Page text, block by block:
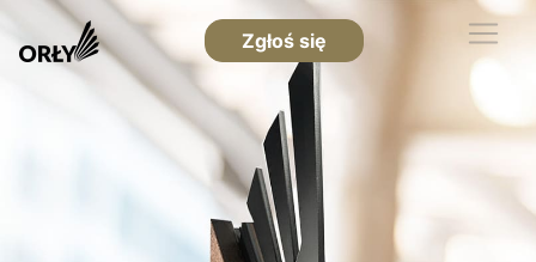
Zgłoś się